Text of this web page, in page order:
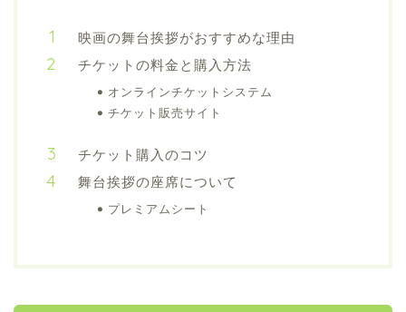
映画の舞台挨拶がおすすめな理由
チケットの料金と購入方法
オンラインチケットシステム
チケット販売サイト
チケット購入のコツ
舞台挨拶の座席について
プレミアムシート